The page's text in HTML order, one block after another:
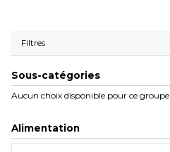
Filtres
Sous-catégories
Aucun choix disponible pour ce groupe
Alimentation